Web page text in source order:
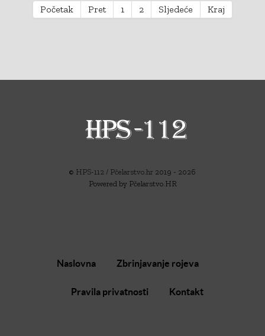
Početak Pret 1 2 Sljedeće Kraj
© HPS-112 / Pčelarstvo.hr 2019 - 2026
Powered by Pčelarstvo.HR
Naslovna Zbrinjavanje rojeva
Pravila privatnosti Kontakt